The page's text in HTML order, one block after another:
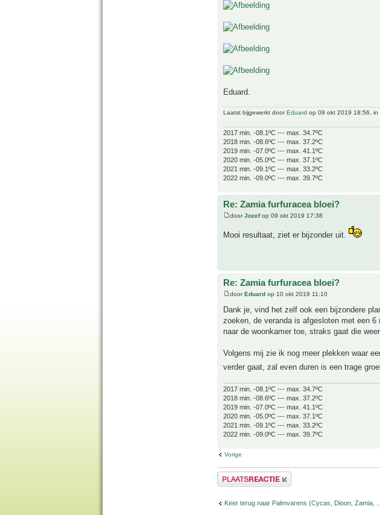
Eduard.
Laatst bijgewerkt doorEduard op 09 okt 2019 18:56, in
2017 min. -08.1ºC --- max. 34.7ºC
2018 min. -08.6ºC --- max. 37.2ºC
2019 min. -07.0ºC --- max. 41.1ºC
2020 min. -05.0ºC --- max. 37.1ºC
2021 min. -09.1ºC --- max. 33.2ºC
2022 min. -09.0ºC --- max. 39.7ºC
Re: Zamia furfuracea bloei?
doorJozefop 09 okt 2019 17:38
Mooi resultaat, ziet er bijzonder uit.
Re: Zamia furfuracea bloei?
doorEduard op 10 okt 2019 11:10
Dank je, vind het zelf ook een bijzondere
zoeken, de veranda is afgesloten met een
naar de woonkamer toe, straks gaat die
Volgens mij zie ik nog meer plekken waar
verder gaat, zal even duren is een trage
2017 min. -08.1ºC --- max. 34.7ºC
2018 min. -08.6ºC --- max. 37.2ºC
2019 min. -07.0ºC --- max. 41.1ºC
2020 min. -05.0ºC --- max. 37.1ºC
2021 min. -09.1ºC --- max. 33.2ºC
2022 min. -09.0ºC --- max. 39.7ºC
Vorige
Plaats een reactie
Keer terug naar Palmvarens (Cycas, Dioon, Zamia,